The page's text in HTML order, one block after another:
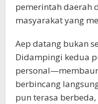
pemerintah daerah
masyarakat yang
Aep datang bukan
Didampingi kedua
berbincang
pun terasa